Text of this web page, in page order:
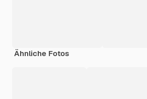
Ähnliche Fotos